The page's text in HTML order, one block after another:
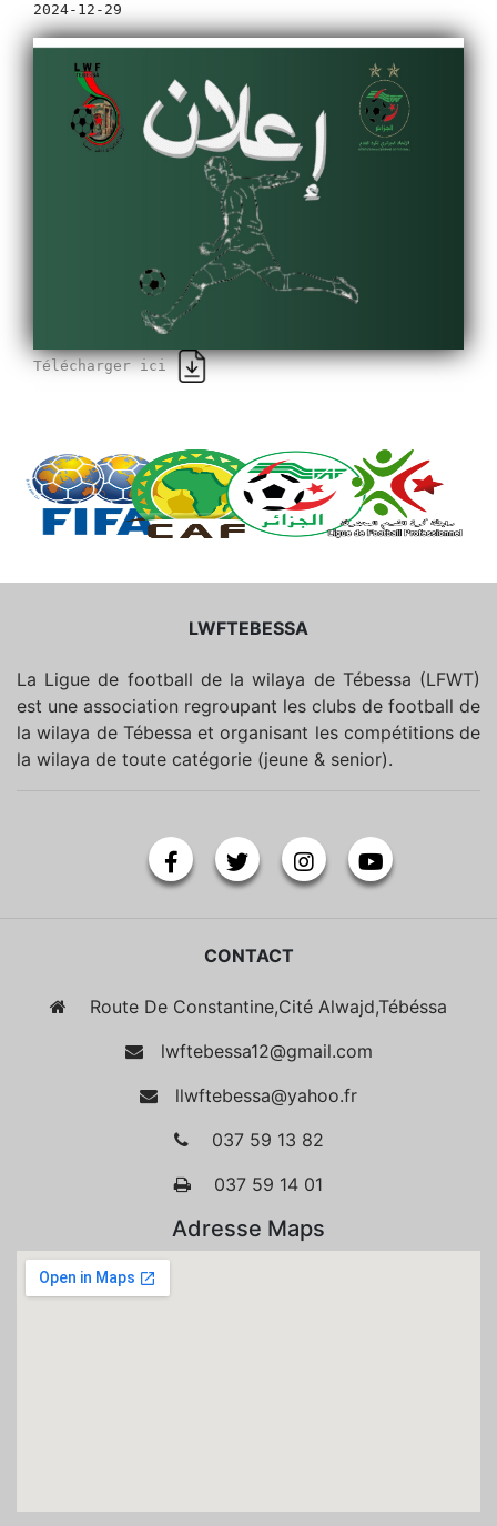
2024-12-29
Télécharger ici
LWFTEBESSA
La Ligue de football de la wilaya de Tébessa (LFWT)
est une association regroupant les clubs de football de
la wilaya de Tébessa et organisant les compétitions de
la wilaya de toute catégorie (jeune & senior).
CONTACT
Route De Constantine,Cité Alwajd,Tébéssa
lwftebessa12@gmail.com
llwftebessa@yahoo.fr
037 59 13 82
037 59 14 01
Adresse Maps